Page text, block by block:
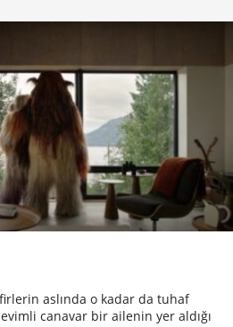
aslında o kadar da tuhaf
canavar bir ailenin yer aldığı